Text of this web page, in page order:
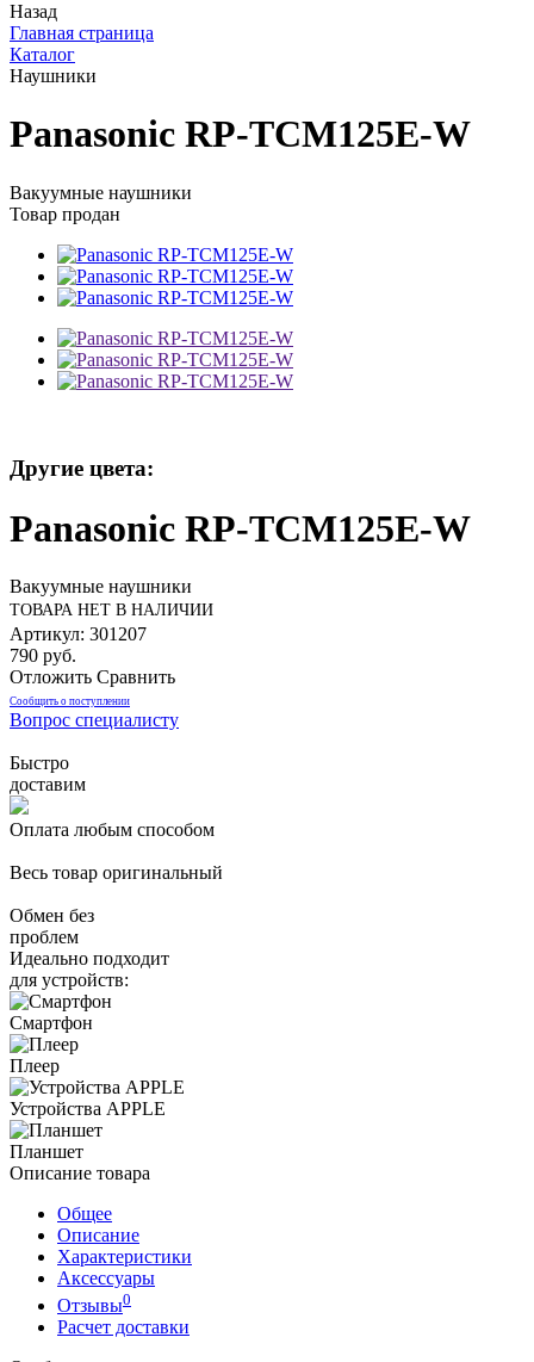
Назад
Главная страница
Каталог
Наушники
Panasonic RP-TCM125E-W
Вакуумные наушники
Товар продан
Другие цвета:
Panasonic RP-TCM125E-W
Вакуумные наушники
ТОВАРА НЕТ В НАЛИЧИИ
Артикул: 301207
790 руб.
Отложить Сравнить
Сообщить о поступлении
Вопрос специалисту
Быстро
доставим
Оплата любым способом
Весь товар оригинальный
Обмен без
проблем
Идеально подходит
для устройств:
Смартфон
Плеер
Устройства APPLE
Планшет
Описание товара
Общее
Описание
Характеристики
Аксессуары
Отзывы0
Расчет доставки